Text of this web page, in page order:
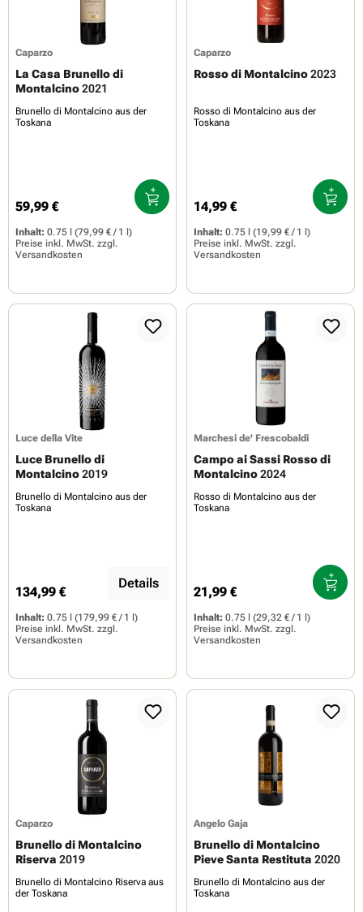
Caparzo
La Casa Brunello di
Montalcino2021
Brunello di Montalcino aus der
Toskana
Regulärer Preis:
59,99 €
Inhalt: 0.75 l
(79,99 € / 1 l)
Preise inkl. MwSt. zzgl.
Versandkosten
Caparzo
Rosso di Montalcino2023
Rosso di Montalcino aus der
Toskana
Regulärer Preis:
14,99 €
Inhalt: 0.75 l
(19,99 € / 1 l)
Preise inkl. MwSt. zzgl.
Versandkosten
Luce della Vite
Luce Brunello di
Montalcino2019
Brunello di Montalcino aus der
Toskana
Regulärer Preis:
134,99 €
Details
Inhalt: 0.75 l
(179,99 € / 1 l)
Preise inkl. MwSt. zzgl.
Versandkosten
Marchesi de' Frescobaldi
Campo ai Sassi Rosso di
Montalcino2024
Rosso di Montalcino aus der
Toskana
Regulärer Preis:
21,99 €
Inhalt: 0.75 l
(29,32 € / 1 l)
Preise inkl. MwSt. zzgl.
Versandkosten
Caparzo
Brunello di Montalcino
Riserva 2019
Brunello di Montalcino Riserva aus
der Toskana
Angelo Gaja
Brunello di Montalcino
Pieve Santa Restituta 2020
Brunello di Montalcino aus der
Toskana